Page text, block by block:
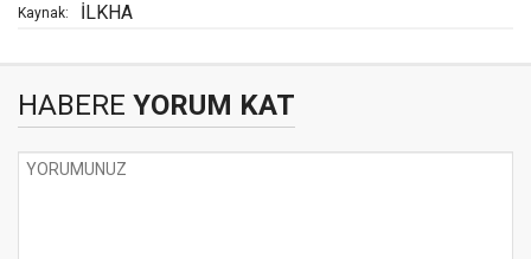
Kaynak: İLKHA
HABERE YORUM KAT